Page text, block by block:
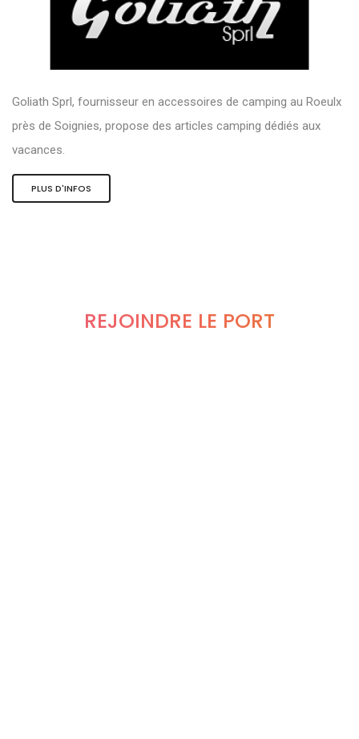
Goliath Sprl, fournisseur en accessoires de camping au Roeulx
près de Soignies, propose des articles camping dédiés aux
vacances.
PLUS D'INFOS
REJOINDRE LE PORT